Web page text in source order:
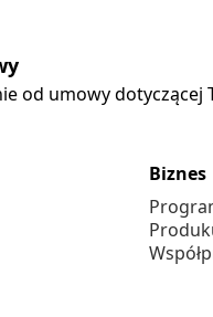
od umowy dotyczącej
Biznes